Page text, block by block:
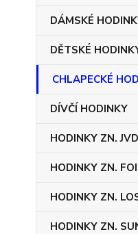
DÁMSKÉ
DĚTSKÉ
CHLAPECKÉ
DÍVČÍ HODINKY
HODINKY ZN. JVD
HODINKY ZN.
HODINKY ZN.
HODINKY ZN.